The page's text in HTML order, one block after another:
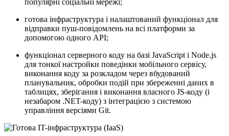
популярні соціальні мережі;
готова інфраструктура і налаштований функціонал для
відправки пуш-повідомлень на всі платформи за
допомогою одного API;
функціонал серверного коду на базі JavaScript і Node.js
для тонкої настройки поведінки мобільного сервісу,
виконання коду за розкладом через вбудований
планувальник, обробки подій при збереженні даних в
таблицях, зберігання і виконання власного JS-коду (і
незабаром .NET-коду) з інтеграцією з системою
управління версіями Git.